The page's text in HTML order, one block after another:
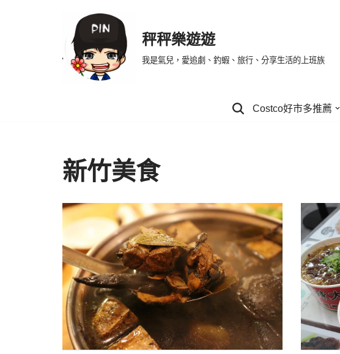
秤秤樂遊遊
我是氣兒，愛追劇、釣蝦、旅行、分享生活的上班族
Costco好市多推薦
新竹美食